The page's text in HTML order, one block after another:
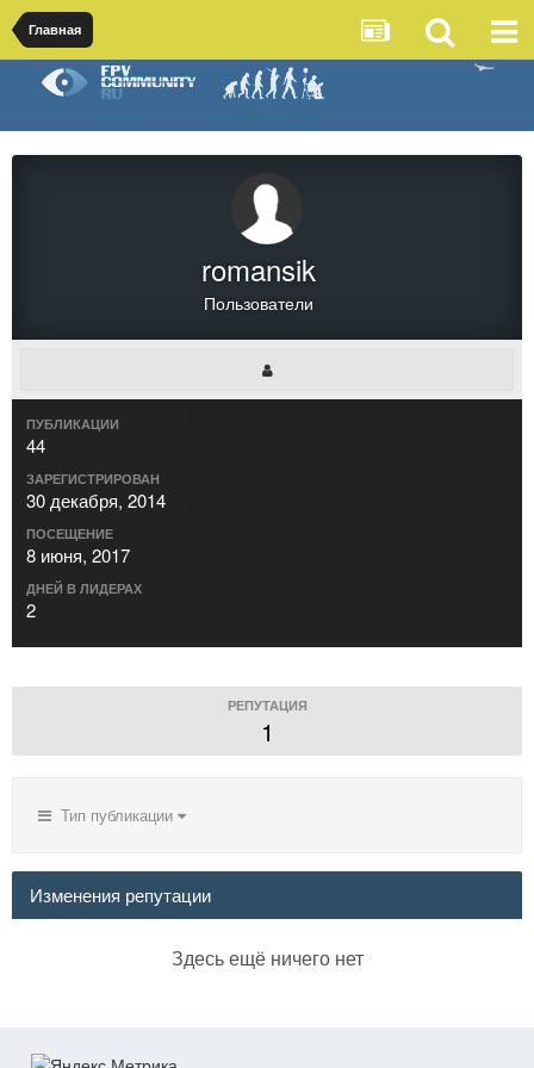
Главная
romansik
Пользователи
ПУБЛИКАЦИИ
44
ЗАРЕГИСТРИРОВАН
30 декабря, 2014
ПОСЕЩЕНИЕ
8 июня, 2017
ДНЕЙ В ЛИДЕРАХ
2
РЕПУТАЦИЯ
1
Тип публикации
Изменения репутации
Здесь ещё ничего нет